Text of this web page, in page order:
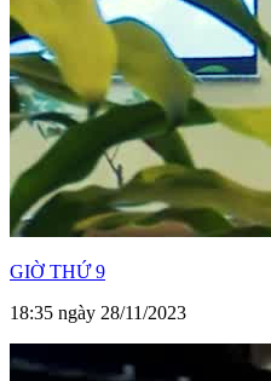
GIỜ THỨ 9
18:35 ngày 28/11/2023